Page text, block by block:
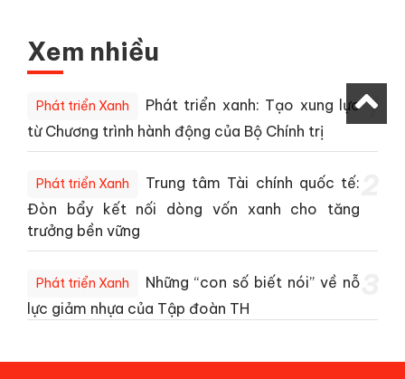
Xem nhiều
Phát triển Xanh
Phát triển xanh: Tạo xung lực
từ Chương trình hành động của Bộ Chính trị
1
Phát triển Xanh
Trung tâm Tài chính quốc tế:
Đòn bẩy kết nối dòng vốn xanh cho tăng
trưởng bền vững
Phát triển Xanh
Những “con số biết nói” về nỗ
lực giảm nhựa của Tập đoàn TH